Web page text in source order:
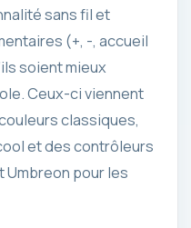
sans fil et
(+, -, accueil
soient mieux
Ceux-ci viennent
classiques,
et des contrôleurs
Umbreon pour les